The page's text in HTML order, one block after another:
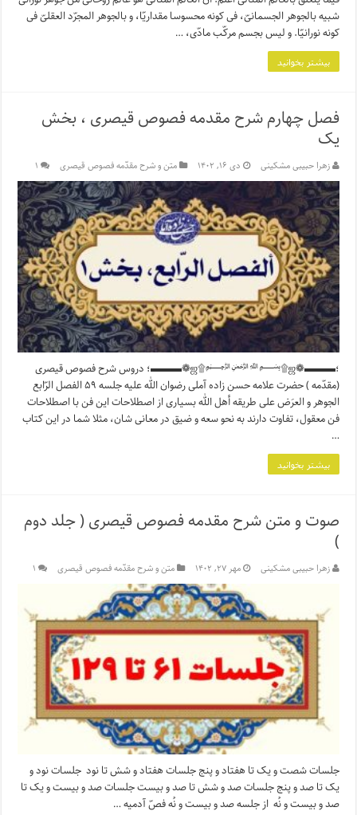
شبیه بالجوهر الجسمانیّ‌، فی کونه محسوسا مقداریّا، و بالجوهر المجرّد العقلیّ فی
کونه نورانیّا. و لیس بجسم مرکّب مادّی، …
بیشتر بخوانید
فصل چهارم شرح مقدمه فصوص قیصری ، بخش
یک
زهرا حبیبی مشکینی دی ۱۶, ۱۴۰۲ متن و شرح مقدّمه فصوص قیصری ۱
؛▬▬▬❁ஜ۩﷽۩ஜ❁▬▬▬؛ دروس شرح فصوص قیصری
(مقدّمه ) حضرت علامه حسن زاده آملی رضوان الله علیه جلسه ۵۹ الفصل الرّابع
الجوهر و العرَض علی طریقه أهل الله بسیاری از اصطلاحات این فن با اصطلاحات
فن معقول، تفاوت دارند به نحو سعه و ضیق در معانی شان، مثلا شما در این کتاب
…
بیشتر بخوانید
صوت و متن شرح مقدمه فصوص قیصری ( جلد دوم
)
زهرا حبیبی مشکینی مهر ۲۷, ۱۴۰۲ متن و شرح مقدّمه فصوص قیصری ۱
جلسات شصت و یک تا هفتاد و پنج جلسات هفتاد و شش تا نود جلسات نود و
یک تا صد و پنج جلسات صد و شش تا صد و بیست جلسات صد و بیست و یک تا
صد و بیست و نُه از جلسه صد و بیست و نُه فصّ آدمیه …